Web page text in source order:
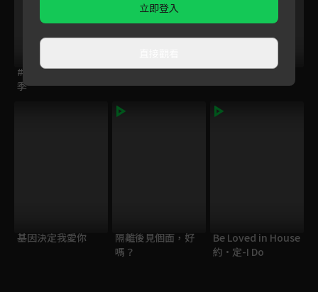
#居酒屋新幹線 第二
季
潛進藍色星球 話神傳
基因決定我愛你
隔離後見個面，好
嗎？
Be Loved in House
約·定-I Do
立即登入